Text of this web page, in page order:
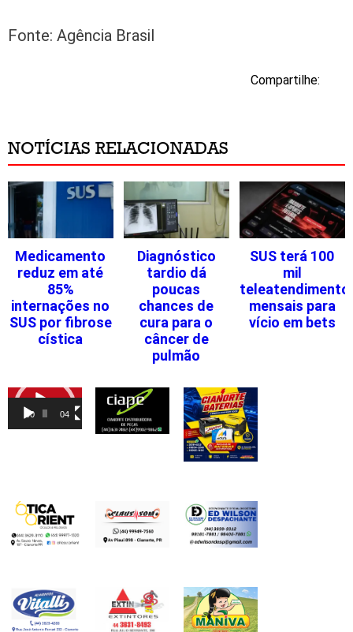
Fonte: Agência Brasil
Compartilhe:
NOTÍCIAS RELACIONADAS
Medicamento
reduz em até
85%
internações no
SUS por fibrose
cística
Diagnóstico
tardio dá
poucas
chances de
cura para o
câncer de
pulmão
SUS terá 100
mil
mensais para
vício em bets
Tocador
vídeo
00:00 04:46